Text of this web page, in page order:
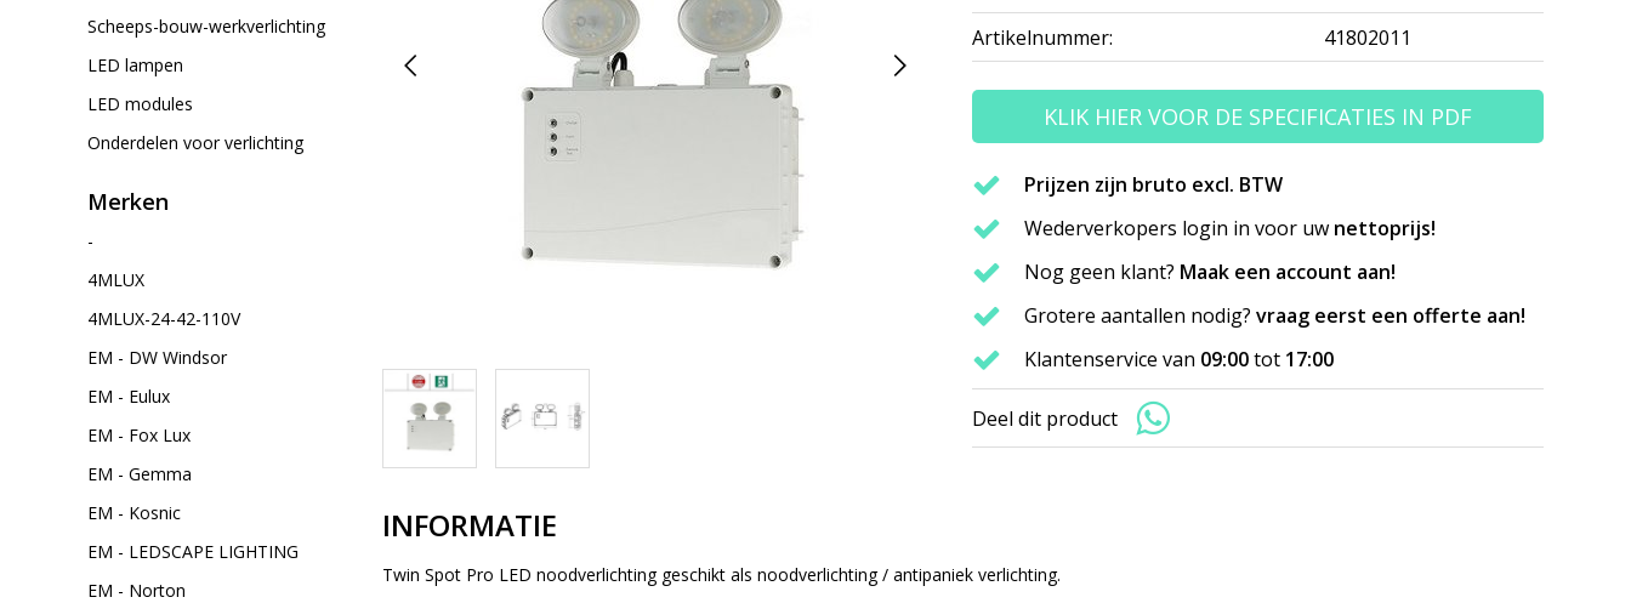
Scheeps-bouw-werkverlichting
LED lampen
LED modules
Onderdelen voor verlichting
Merken
-
4MLUX
4MLUX-24-42-110V
EM - DW Windsor
EM - Eulux
EM - Fox Lux
EM - Gemma
EM - Kosnic
EM - LEDSCAPE LIGHTING
EM - Norton
Artikelnummer: 41802011
KLIK HIER VOOR DE SPECIFICATIES IN PDF
Prijzen zijn bruto excl. BTW
Wederverkopers login in voor uw nettoprijs!
Nog geen klant? Maak een account aan!
Grotere aantallen nodig? vraag eerst een offerte aan!
Klantenservice van 09:00tot 17:00
Deel dit product
INFORMATIE
Twin Spot Pro LED noodverlichting geschikt als noodverlichting / antipaniek verlichting.